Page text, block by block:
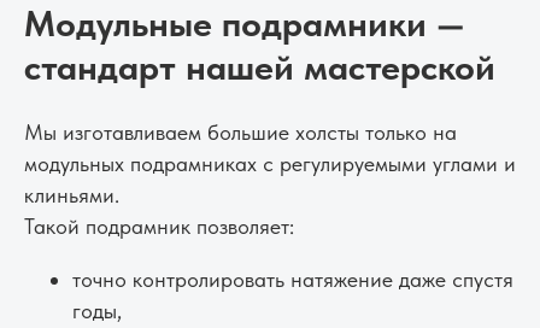
Модульные подрамники —
стандарт нашей мастерской
Мы изготавливаем большие холсты только на
модульных подрамниках с регулируемыми углами и
клиньями.
Такой подрамник позволяет:
точно контролировать натяжение даже спустя
годы,